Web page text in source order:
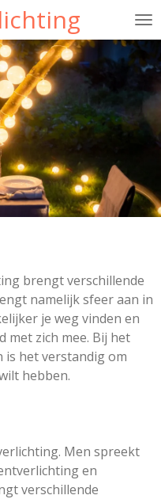
brengt verschillende
namelijk sfeer aan in
je weg vinden en
met zich mee. Bij het
het verstandig om
hebben.
Men spreekt
en
verschillende